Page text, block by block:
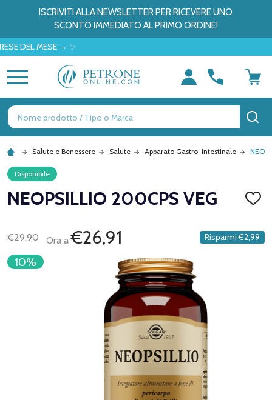
ISCRIVITI ALLA NEWSLETTER PER RICEVERE UNO
SCONTO IMMEDIATO AL PRIMO ORDINE!
MESE → ✨
Ricerca
Salute e Benessere Salute Apparato Gastro-Intestinale
Disponibile
NEOPSILLIO 200CPS VEG
DEI
€29,90 Ora a€26,91 Risparmi €2,99
10%